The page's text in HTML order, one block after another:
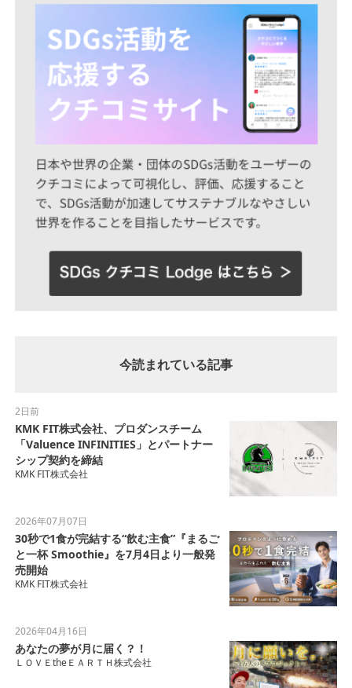
今読まれている記事
2日前
KMK FIT株式会社、プロダンスチーム
「Valuence INFINITIES」とパートナー
シップ契約を締結
KMK FIT株式会社
2026年07月07日
30秒で1食が完結する“飲む主食”『まるご
と一杯 Smoothie』を7月4日より一般発
売開始
KMK FIT株式会社
2026年04月16日
あなたの夢が月に届く？！
ＬＯＶＥtheＥＡＲＴＨ株式会社